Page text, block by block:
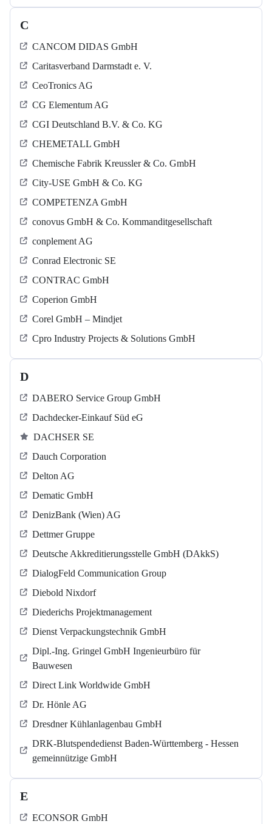
C
CANCOM DIDAS GmbH
Caritasverband Darmstadt e. V.
CeoTronics AG
CG Elementum AG
CGI Deutschland B.V. & Co. KG
CHEMETALL GmbH
Chemische Fabrik Kreussler & Co. GmbH
City-USE GmbH & Co. KG
COMPETENZA GmbH
conovus GmbH & Co. Kommanditgesellschaft
conplement AG
Conrad Electronic SE
CONTRAC GmbH
Coperion GmbH
Corel GmbH – Mindjet
Cpro Industry Projects & Solutions GmbH
D
DABERO Service Group GmbH
Dachdecker-Einkauf Süd eG
DACHSER SE
Dauch Corporation
Delton AG
Dematic GmbH
DenizBank (Wien) AG
Dettmer Gruppe
Deutsche Akkreditierungsstelle GmbH (DAkkS)
DialogFeld Communication Group
Diebold Nixdorf
Diederichs Projektmanagement
Dienst Verpackungstechnik GmbH
Dipl.-Ing. Gringel GmbH Ingenieurbüro für
Bauwesen
Direct Link Worldwide GmbH
Dr. Hönle AG
Dresdner Kühlanlagenbau GmbH
DRK-Blutspendedienst Baden-Württemberg - Hessen
gemeinnützige GmbH
E
ECONSOR GmbH